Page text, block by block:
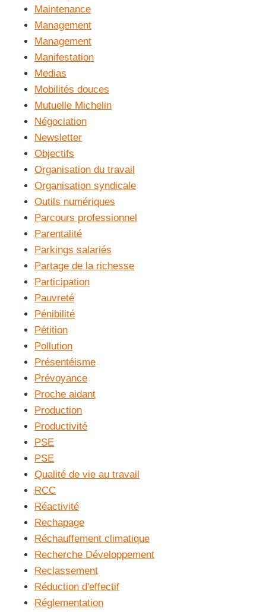
Maintenance
Management
Management
Manifestation
Medias
Mobilités douces
Mutuelle Michelin
Négociation
Newsletter
Objectifs
Organisation du travail
Organisation syndicale
Outils numériques
Parcours professionnel
Parentalité
Parkings salariés
Partage de la richesse
Participation
Pauvreté
Pénibilité
Pétition
Pollution
Présentéisme
Prévoyance
Proche aidant
Production
Productivité
PSE
PSE
Qualité de vie au travail
RCC
Réactivité
Rechapage
Réchauffement climatique
Recherche Développement
Reclassement
Réduction d'effectif
Réglementation